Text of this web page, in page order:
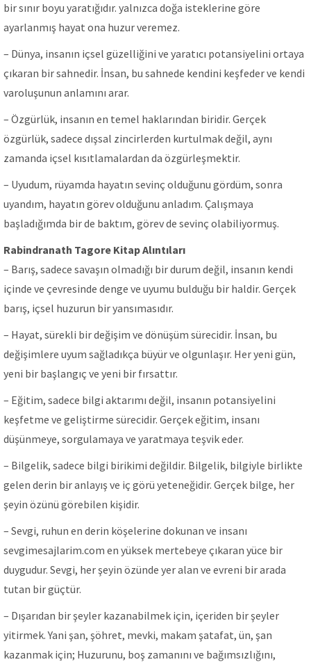
bir sınır boyu yaratığıdır. yalnızca doğa isteklerine göre
ayarlanmış hayat ona huzur veremez.
– Dünya, insanın içsel güzelliğini ve yaratıcı potansiyelini ortaya
çıkaran bir sahnedir. İnsan, bu sahnede kendini keşfeder ve kendi
varoluşunun anlamını arar.
– Özgürlük, insanın en temel haklarından biridir. Gerçek
özgürlük, sadece dışsal zincirlerden kurtulmak değil, aynı
zamanda içsel kısıtlamalardan da özgürleşmektir.
– Uyudum, rüyamda hayatın sevinç olduğunu gördüm, sonra
uyandım, hayatın görev olduğunu anladım. Çalışmaya
başladığımda bir de baktım, görev de sevinç olabiliyormuş.
Rabindranath Tagore Kitap Alıntıları
– Barış, sadece savaşın olmadığı bir durum değil, insanın kendi
içinde ve çevresinde denge ve uyumu bulduğu bir haldir. Gerçek
barış, içsel huzurun bir yansımasıdır.
– Hayat, sürekli bir değişim ve dönüşüm sürecidir. İnsan, bu
değişimlere uyum sağladıkça büyür ve olgunlaşır. Her yeni gün,
yeni bir başlangıç ve yeni bir fırsattır.
– Eğitim, sadece bilgi aktarımı değil, insanın potansiyelini
keşfetme ve geliştirme sürecidir. Gerçek eğitim, insanı
düşünmeye, sorgulamaya ve yaratmaya teşvik eder.
– Bilgelik, sadece bilgi birikimi değildir. Bilgelik, bilgiyle birlikte
gelen derin bir anlayış ve iç görü yeteneğidir. Gerçek bilge, her
şeyin özünü görebilen kişidir.
– Sevgi, ruhun en derin köşelerine dokunan ve insanı
sevgimesajlarim.com en yüksek mertebeye çıkaran yüce bir
duygudur. Sevgi, her şeyin özünde yer alan ve evreni bir arada
tutan bir güçtür.
– Dışarıdan bir şeyler kazanabilmek için, içeriden bir şeyler
yitirmek. Yani şan, şöhret, mevki, makam şatafat, ün, şan
kazanmak için; Huzurunu, boş zamanını ve bağımsızlığını,